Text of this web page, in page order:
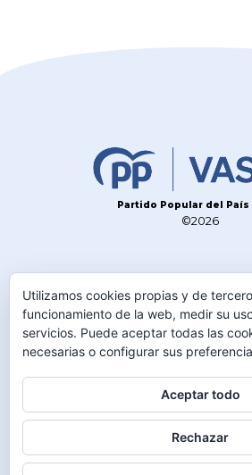
Partido Popular del País
©2026
CONTACTO
TELÉFONO
945 230 600
DIRECCIÓN
C/Olaguibel 2 1º
01001 Vitoria-
MAIL
Utilizamos cookies propias y de
funcionamiento de la web, medir su
servicios. Puede aceptar todas las
necesarias o configurar sus
Aceptar todo
Rechazar